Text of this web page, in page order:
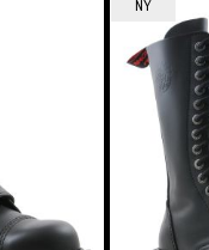
NY